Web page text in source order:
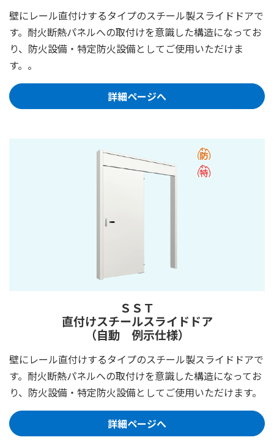
壁にレール直付けするタイプのスチール製スライドドアで
す。耐火断熱パネルへの取付けを意識した構造になってお
り、防火設備・特定防火設備としてご使用いただけま
す。 。
詳細ページへ
ＳＳＴ
直付けスチールスライドドア
（自動 例示仕様）
壁にレール直付けするタイプのスチール製スライドドアで
す。耐火断熱パネルへの取付けを意識した構造になってお
り、防火設備・特定防火設備としてご使用いただけます。
詳細ページへ